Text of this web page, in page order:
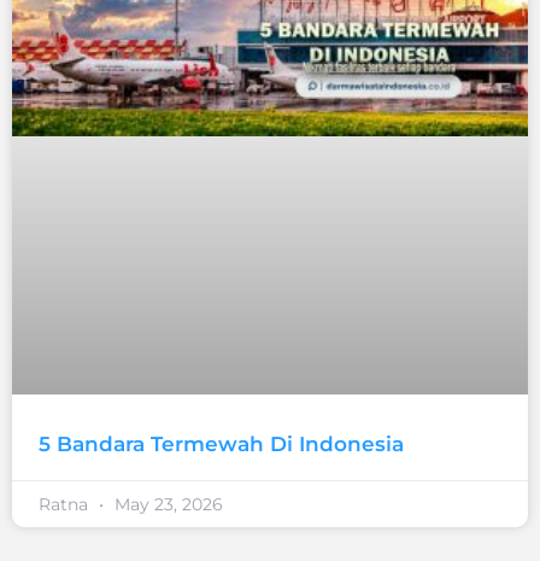
5 Bandara Termewah Di Indonesia
Ratna May 23, 2026